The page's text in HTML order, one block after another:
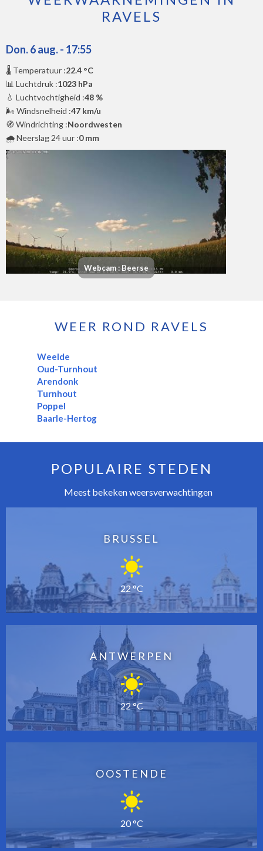
RAVELS
Don. 6 aug. - 17:55
🌡️ Temperatuur :22.4 °C
📊 Luchtdruk :1023 hPa
💧 Luchtvochtigheid :48 %
🌬️ Windsnelheid :47 km/u
🧭 Windrichting :Noordwesten
🌧️ Neerslag 24 uur :0 mm
Webcam : Beerse
WEER ROND RAVELS
Weelde
Oud-Turnhout
Arendonk
Turnhout
Poppel
Baarle-Hertog
POPULAIRE STEDEN
Meest bekeken weersverwachtingen
BRUSSEL
22 °C
ANTWERPEN
22 °C
OOSTENDE
20 °C